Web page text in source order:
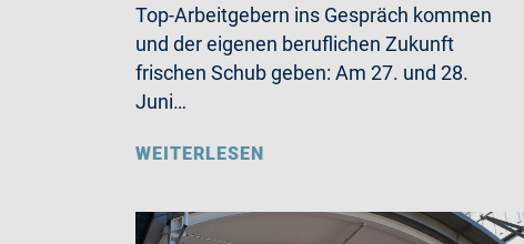
Top-Arbeitgebern ins Gespräch kommen
und der eigenen beruflichen Zukunft
frischen Schub geben: Am 27. und 28.
Juni…
WEITERLESEN